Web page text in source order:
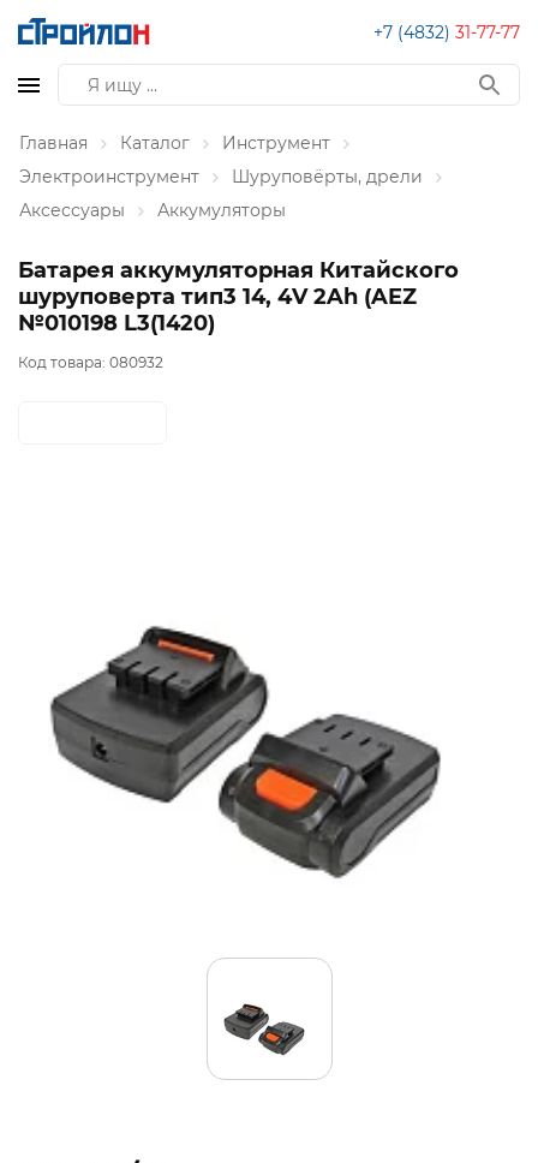
+7 (4832) 31-77-77
Главная Каталог
Инструмент
Электроинструмент
Шуруповёрты, дрели
Аксессуары
Аккумуляторы
Батарея аккумуляторная Китайского
шуруповерта тип3 14, 4V 2Ah (AEZ
№010198 L3(1420)
Код товара: 080932